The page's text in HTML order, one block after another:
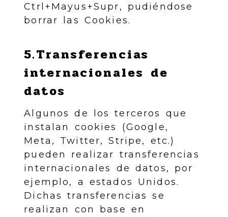
Ctrl+Mayus+Supr, pudiéndose
borrar las Cookies.
5.Transferencias
internacionales de
datos
Algunos de los terceros que
instalan cookies (Google,
Meta, Twitter, Stripe, etc.)
pueden realizar transferencias
internacionales de datos, por
ejemplo, a estados Unidos.
Dichas transferencias se
realizan con base en